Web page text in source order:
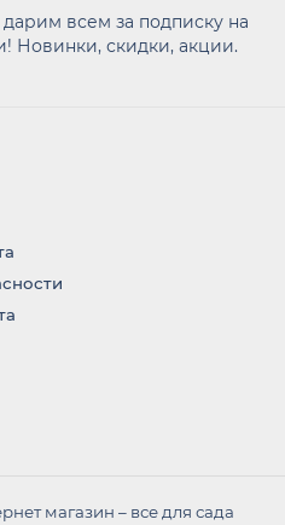
всем за подписку на
Новинки, скидки, акции.
магазин – все для сада